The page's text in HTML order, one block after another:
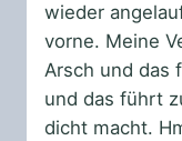
wieder
vorne. Meine
Arsch und das
und das führt
dicht macht.